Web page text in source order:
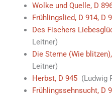
Wolke und Quelle, D
Frühlingslied, D 914, D
Des Fischers
Leitner)
Die Sterne (Wie
Leitner)
Herbst, D 945(Ludwig
Frühlingssehnsucht, D